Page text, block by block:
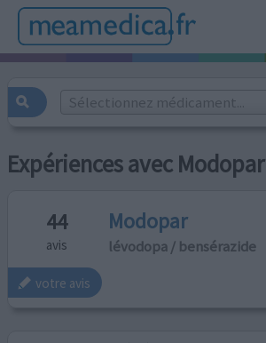
Sélectionnez médicament...
Expériences avec Modopar
44
avis
Modopar
lévodopa / bensérazide
votre avis